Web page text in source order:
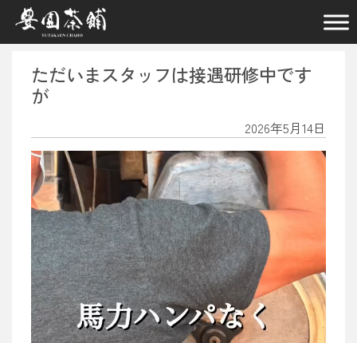
メインナビゲーション
ただいまスタッフは接遇研修中です
が
2026年5月14日